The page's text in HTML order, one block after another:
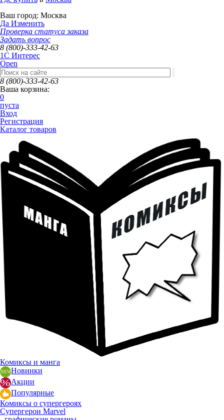
Ваш город: Москва
Да Изменить
Проверка статуса заказа
Задать вопрос
8 (800)-333-42-63
1C Интерес
Open
8 (800)-333-42-63
Ваша корзина:
0
пуста
Вход
Регистрация
Каталог товаров
Комиксы и манга
Новинки
Акции
Популярные
Комиксы о супергероях
Супергерои Marvel